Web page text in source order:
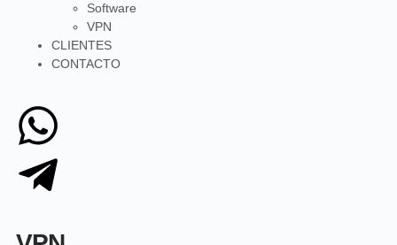
Software
VPN
CLIENTES
CONTACTO